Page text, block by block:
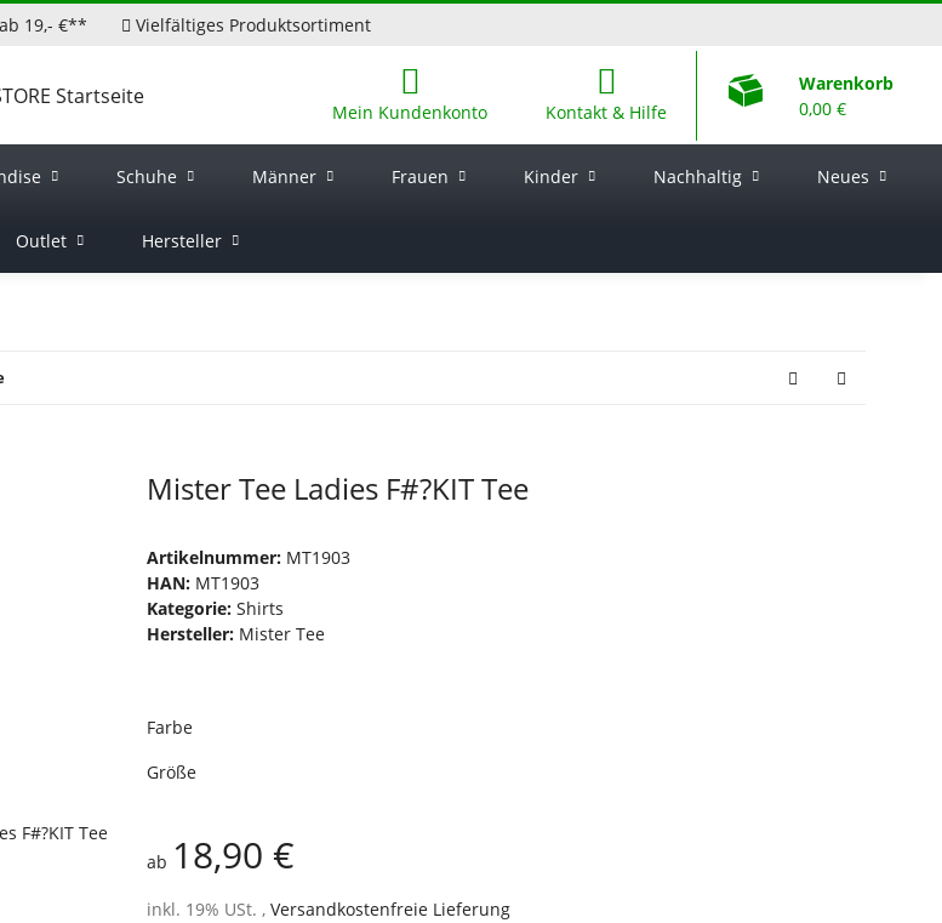
19,- €** Vielfältiges Produktsortiment
Mein Kundenkonto Kontakt & Hilfe
Warenkorb
0,00 €
Schuhe Männer Frauen Kinder Nachhaltig Neues
Outlet Hersteller
Mister Tee Ladies F#?KIT Tee
Artikelnummer: MT1903
HAN: MT1903
Kategorie: Shirts
Hersteller: Mister Tee
Farbe
Größe
ab 18,90 €
inkl. 19% USt. , Versandkostenfreie Lieferung